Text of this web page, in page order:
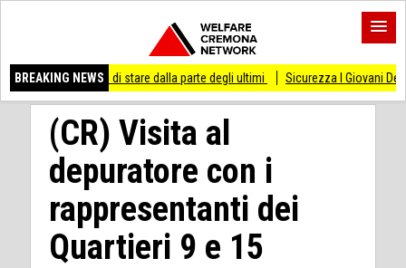
BREAKING NEWS
di stare dalla parte degli ultimi Sicurezza I Giovani Democratici
(CR) Visita al
depuratore con i
rappresentanti dei
Quartieri 9 e 15